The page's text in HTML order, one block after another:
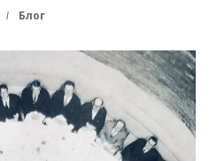
Блог